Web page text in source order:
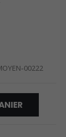
00222